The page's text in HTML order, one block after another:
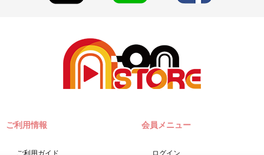
見える場合がございます。
います。あらかじめご了承ください。
が10%となっております。
注文履歴」にてご確認いただけます。
ご利用情報
ご利用ガイド
会員メニュー
ログイン